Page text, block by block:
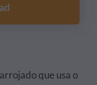
que usa o